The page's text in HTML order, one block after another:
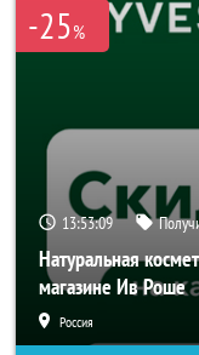
-25%
13:53:09
Натуральная
магазине Ив Роше
Россия